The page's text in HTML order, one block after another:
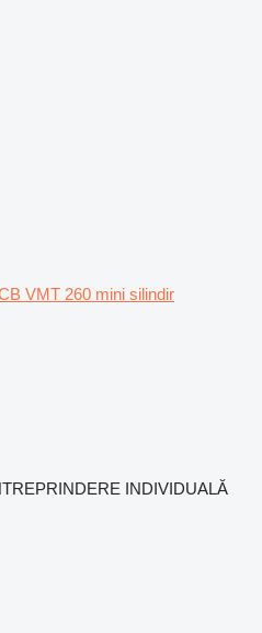
VMT 260 mini silindir
INDIVIDUALĂ